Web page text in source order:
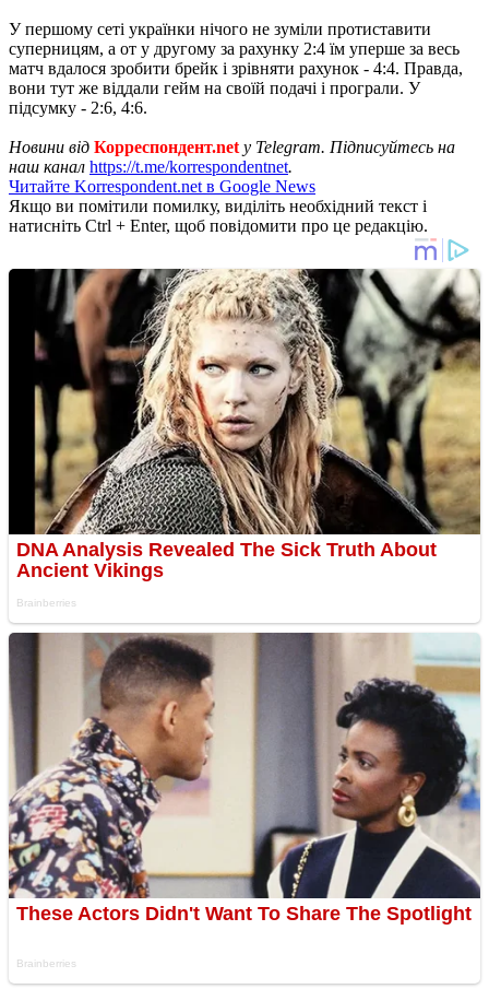
У першому сеті українки нічого не зуміли протиставити
суперницям, а от у другому за рахунку 2:4 їм уперше за весь
матч вдалося зробити брейк і зрівняти рахунок - 4:4. Правда,
вони тут же віддали гейм на своїй подачі і програли. У
підсумку - 2:6, 4:6.
Новини від Корреспондент.net у Telegram. Підписуйтесь на
наш канал https://t.me/korrespondentnet.
Читайте Korrespondent.net в Google News
Якщо ви помітили помилку, виділіть необхідний текст і
натисніть Ctrl + Enter, щоб повідомити про це редакцію.